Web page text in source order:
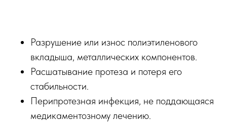
Разрушение или износ полиэтиленового
вкладыша, металлических компонентов.
Расшатывание протеза и потеря его
стабильности.
Перипротезная инфекция, не поддающаяся
медикаментозному лечению.